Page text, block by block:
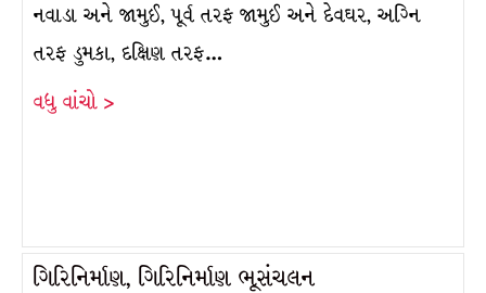
નવાડા અને જામુઈ, પૂર્વ તરફ જામુઈ અને દેવઘર, અગ્નિ
તરફ ડુમકા, દક્ષિણ તરફ…
વધુ વાંચો >
ગિરિનિર્માણ, ગિરિનિર્માણ ભૂસંચલન